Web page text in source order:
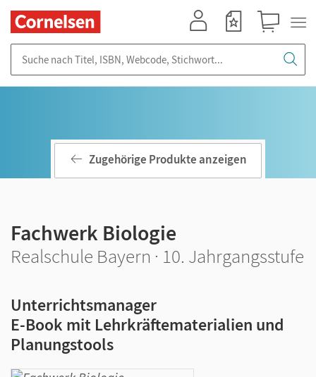
Zugehörige Produkte anzeigen
Fachwerk Biologie
Realschule Bayern · 10. Jahrgangsstufe
Unterrichtsmanager
E-Book mit Lehrkräftematerialien und
Planungstools